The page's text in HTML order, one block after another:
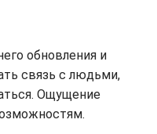
обновления и
связь с людьми,
Ощущение